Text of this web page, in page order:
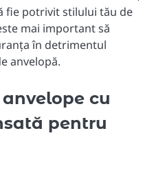
fie potrivit stilului tău de
mai important să
în detrimentul
anvelopă.
cu
pentru